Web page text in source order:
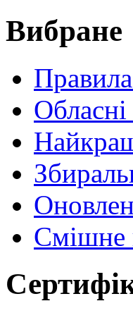
Вибране
Cмішне